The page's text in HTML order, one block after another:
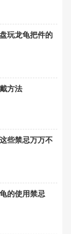
玩龙龟把件的
方法
些禁忌万万不
的使用禁忌